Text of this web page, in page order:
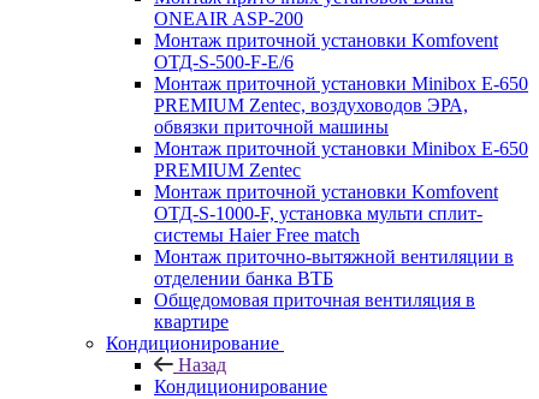
ONEAIR ASP-200
Монтаж приточной установки Komfovent
ОТД-S-500-F-E/6
Монтаж приточной установки Minibox E-650
PREMIUM Zentec, воздуховодов ЭРА,
обвязки приточной машины
Монтаж приточной установки Minibox E-650
PREMIUM Zentec
Монтаж приточной установки Komfovent
ОТД-S-1000-F, установка мульти сплит-
системы Haier Free match
Монтаж приточно-вытяжной вентиляции в
отделении банка ВТБ
Общедомовая приточная вентиляция в
квартире
Кондиционирование
Назад
Кондиционирование